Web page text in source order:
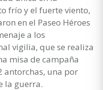
frío y el fuerte viento,
en el Paseo Héroes
a los
vigilia, que se realiza
misa de campaña
antorchas, una por
la guerra.